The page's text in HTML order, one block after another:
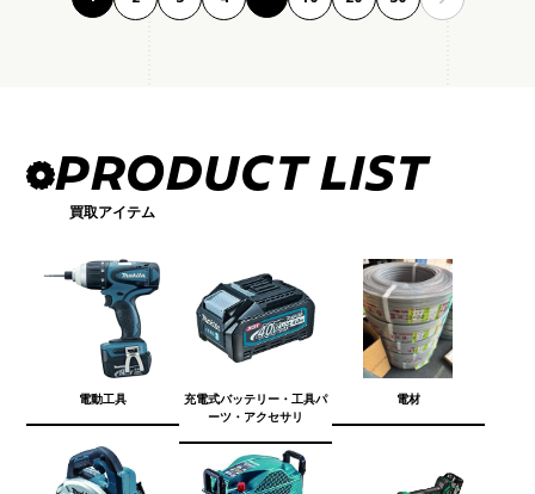
PRODUCT LIST
買取アイテム
電動工具
充電式バッテリー・工具パ
ーツ・アクセサリ
電材